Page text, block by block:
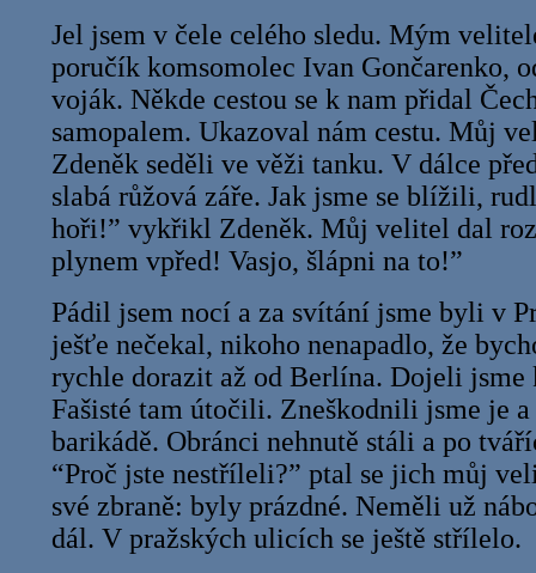
Jel jsem v čele celého sledu. Mým
poručík komsomolec Ivan Gončarenko,
voják. Někde cestou se k nam přidal
samopalem. Ukazoval nám cestu. Můj
Zdeněk seděli ve věži tanku. V dálce
slabá růžová záře. Jak jsme se blížili,
hoři!” vykřikl Zdeněk. Můj velitel dal
plynem vpřed! Vasjo, šlápni na to!”
Pádil jsem nocí a za svítání jsme byli v
ješťe nečekal, nikoho nenapadlo, že
rychle dorazit až od Berlína. Dojeli jsme
Fašisté tam útočili. Zneškodnili jsme je
barikádě. Obránci nehnutě stáli a po
“Proč jste nestříleli?” ptal se jich můj
své zbraně: byly prázdné. Neměli už
dál. V pražských ulicích se ještě střílelo.